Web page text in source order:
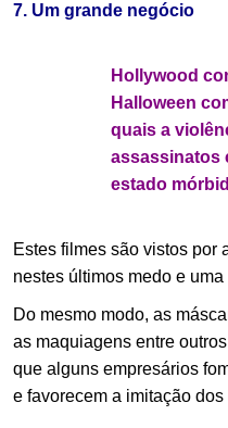
7. Um grande negócio
Hollywood
Halloween
quais a
assassinatos
estado
Estes filmes são vistos por
nestes últimos medo e
Do mesmo modo, as
as maquiagens entre
que alguns empresários
e favorecem a imitação